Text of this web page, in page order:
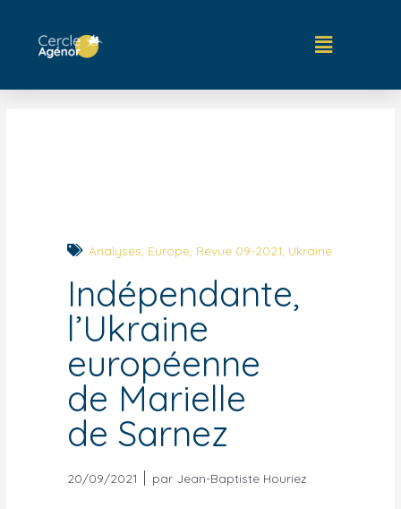
Analyses Europe, Revue 09-2021 Ukraine
Indépendante,
l’Ukraine
européenne
de Marielle
de Sarnez
20/09/2021 parJean-Baptiste Houriez